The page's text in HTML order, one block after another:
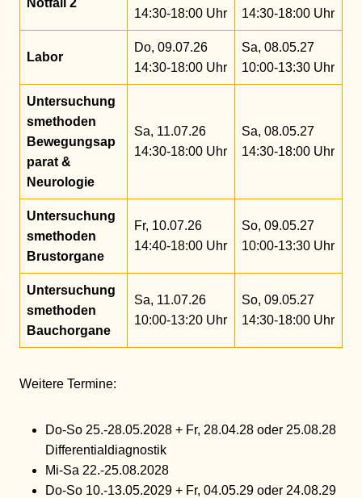
Notfall 2
14:30-18:00 Uhr 14:30-18:00 Uhr
Labor
Do, 09.07.26
14:30-18:00 Uhr
Sa, 08.05.27
10:00-13:30 Uhr
Untersuchung
smethoden
Bewegungsap
parat &
Neurologie
Sa, 11.07.26
14:30-18:00 Uhr
Sa, 08.05.27
14:30-18:00 Uhr
Untersuchung
smethoden
Brustorgane
Fr, 10.07.26
14:40-18:00 Uhr
So, 09.05.27
10:00-13:30 Uhr
Untersuchung
smethoden
Bauchorgane
Sa, 11.07.26
10:00-13:20 Uhr
So, 09.05.27
14:30-18:00 Uhr
Weitere Termine:
Do-So 25.-28.05.2028 + Fr, 28.04.28 oder 25.08.28
Differentialdiagnostik
Mi-Sa 22.-25.08.2028
Do-So 10.-13.05.2029 + Fr, 04.05.29 oder 24.08.29